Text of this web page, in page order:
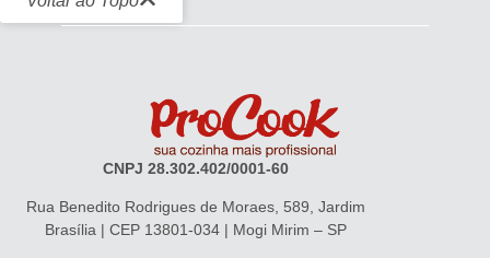
CNPJ 28.302.402/0001-60
Rua Benedito Rodrigues de Moraes, 589, Jardim
Brasília | CEP 13801-034 | Mogi Mirim – SP